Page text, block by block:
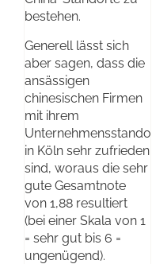
bestehen.
Generell lässt sich
aber sagen, dass die
ansässigen
chinesischen Firmen
mit ihrem
in Köln sehr zufrieden
sind, woraus die sehr
gute Gesamtnote
von 1,88 resultiert
(bei einer Skala von 1
= sehr gut bis 6 =
ungenügend).